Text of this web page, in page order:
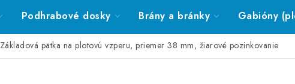
Podhrabové dosky Brány a bránky Gabióny
Základová pätka na plotovú vzperu, priemer 38 mm, žiarové pozinkovanie